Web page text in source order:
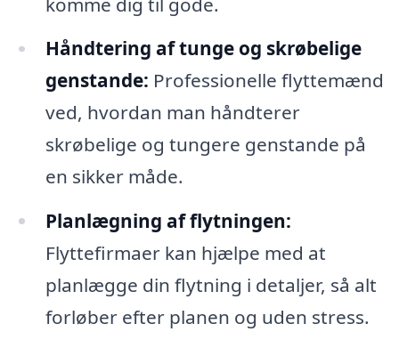
Håndtering af tunge og skrøbelige
genstande: Professionelle flyttemænd
ved, hvordan man håndterer
skrøbelige og tungere genstande på
en sikker måde.
Planlægning af flytningen:
Flyttefirmaer kan hjælpe med at
planlægge din flytning i detaljer, så alt
forløber efter planen og uden stress.